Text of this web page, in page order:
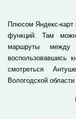
Плюсом Яндекс-карт
функций. Там
маршруты между
воспользовавшись
смотреться
Вологодской